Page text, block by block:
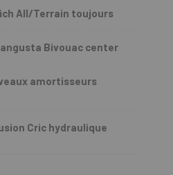
All/Terrain toujours
Bivouac center
amortisseurs
Cric hydraulique